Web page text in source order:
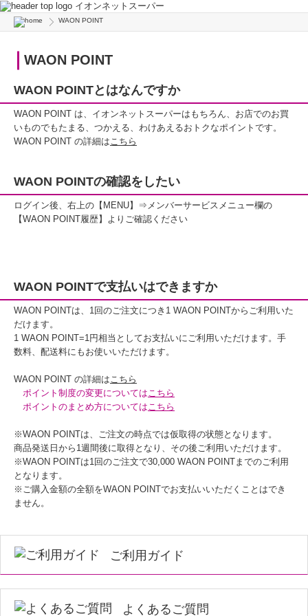
イオンネットスーパー
WAON POINT
WAON POINT
WAON POINTとはなんですか
WAON POINT は、イオンネットスーパーはもちろん、お店でのお買
いものでもたまる、つかえる、わけあえるおトクなポイントです。
WAON POINT の詳細はこちら
WAON POINTの確認をしたい
ログイン後、右上の【MENU】⇒メンバーサービスメニュー欄の
【WAON POINT履歴】よりご確認ください
WAON POINTで支払いはできますか
WAON POINTは、1回のご注文につき1 WAON POINTからご利用いた
だけます。
1 WAON POINT=1円相当としてお支払いにご利用いただけます。手
数料、配送料にもお使いいただけます。
WAON POINT の詳細はこちら
ポイント制度の変更についてはこちら
ポイントのまとめ方についてはこちら
※WAON POINTは、ご注文の時点では仮取得の状態となります。
商品発送日から1週間後に取得となり、その後ご利用いただけます。
※WAON POINTは1回のご注文で30,000 WAON POINTまでのご利用
となります。
※ご購入金額の全額をWAON POINTでお支払いいただくことはでき
ません。
ご利用ガイド
よくあるご質問